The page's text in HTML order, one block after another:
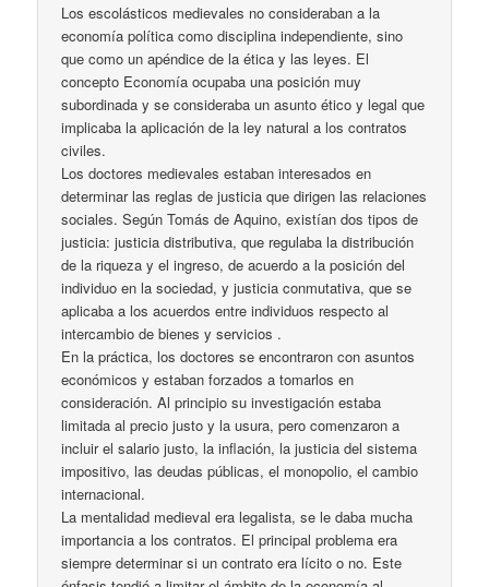
Los escolásticos medievales no consideraban a la
economía política como disciplina independiente, sino
que como un apéndice de la ética y las leyes. El
concepto Economía ocupaba una posición muy
subordinada y se consideraba un asunto ético y legal que
implicaba la aplicación de la ley natural a los contratos
civiles.
Los doctores medievales estaban interesados en
determinar las reglas de justicia que dirigen las relaciones
sociales. Según Tomás de Aquino, existían dos tipos de
justicia: justicia distributiva, que regulaba la distribución
de la riqueza y el ingreso, de acuerdo a la posición del
individuo en la sociedad, y justicia conmutativa, que se
aplicaba a los acuerdos entre individuos respecto al
intercambio de bienes y servicios .
En la práctica, los doctores se encontraron con asuntos
económicos y estaban forzados a tomarlos en
consideración. Al principio su investigación estaba
limitada al precio justo y la usura, pero comenzaron a
incluir el salario justo, la inflación, la justicia del sistema
impositivo, las deudas públicas, el monopolio, el cambio
internacional.
La mentalidad medieval era legalista, se le daba mucha
importancia a los contratos. El principal problema era
siempre determinar si un contrato era lícito o no. Este